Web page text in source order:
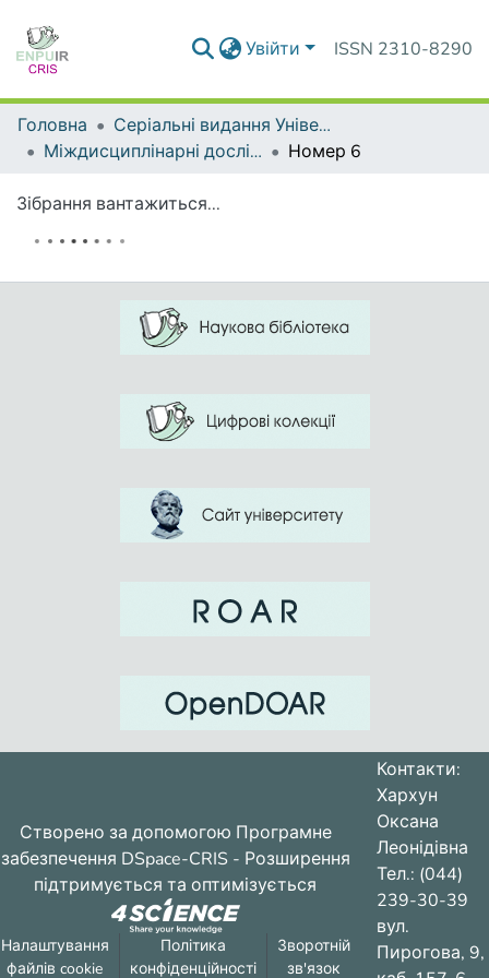
Увійти ISSN 2310-8290
Головна
Серіальні видання Університету
Міждисциплінарні дослідження складних систем
Номер 6
Зібрання вантажиться...
Створено за допомогою Програмне
забезпечення DSpace-CRIS - Розширення
підтримується та оптимізується
Налаштування
файлів cookie
Політика
конфіденційності
Зворотній
зв'язок
Контакти:
Хархун
Оксана
Леонідівна
Тел.: (044)
239-30-39
вул.
Пирогова, 9,